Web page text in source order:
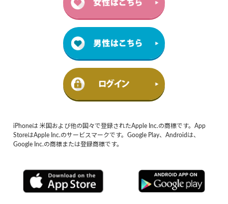
iPhoneは 米国および他の国々で登録されたApple Inc.の商標です。App
StoreはApple Inc.のサービスマークです。Google Play、Androidは、
Google Inc.の商標または登録商標です。